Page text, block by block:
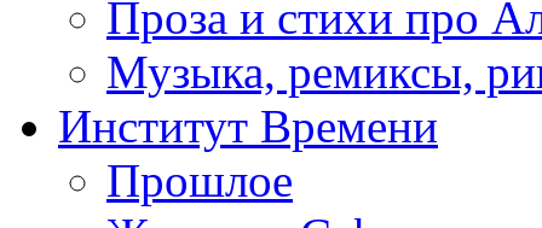
Проза и стихи про
Музыка, ремиксы,
Институт Времени
Прошлое